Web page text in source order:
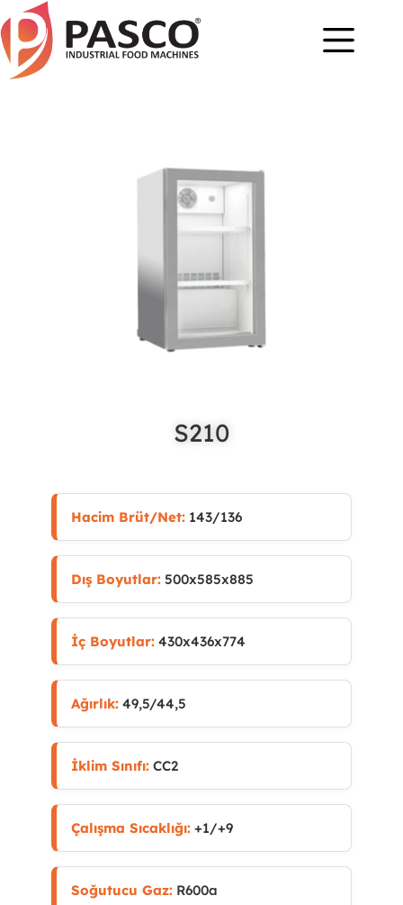
S210
Hacim Brüt/Net:143/136
Dış Boyutlar:500x585x885
İç Boyutlar:430x436x774
Ağırlık:49,5/44,5
İklim Sınıfı:CC2
Çalışma Sıcaklığı:+1/+9
Soğutucu Gaz:R600a